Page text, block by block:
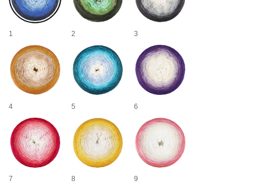
1 2 3
4 5 6
7 8 9